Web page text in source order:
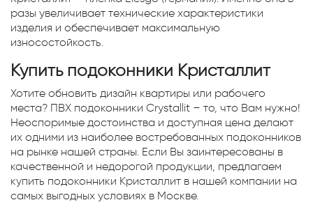
разы увеличивает технические характеристики
изделия и обеспечивает максимальную
износостойкость.
Купить подоконники Кристаллит
Хотите обновить дизайн квартиры или рабочего
места? ПВХ подоконники Crystallit – то, что Вам нужно!
Неоспоримые достоинства и доступная цена делают
их одними из наиболее востребованных подоконников
на рынке нашей страны. Если Вы заинтересованы в
качественной и недорогой продукции, предлагаем
купить подоконники Кристаллит в нашей компании на
самых выгодных условиях в Москве.